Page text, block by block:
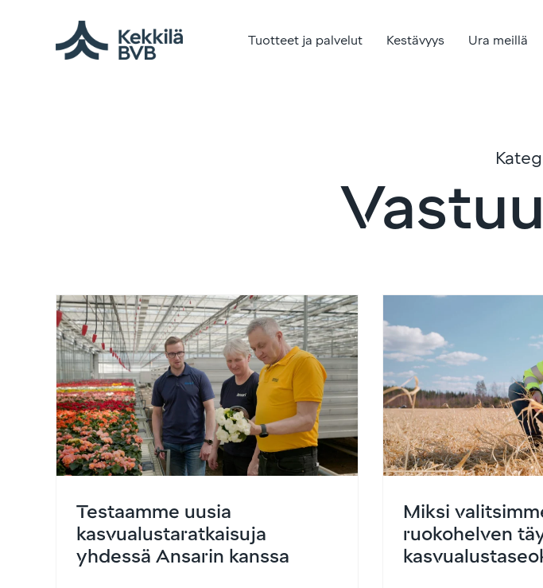
Tuotteet ja palvelut Kestävyys Ura meillä
Testaamme uusia
kasvualustaratkaisuja
yhdessä Ansarin kanssa
Miksi
ruokohelven